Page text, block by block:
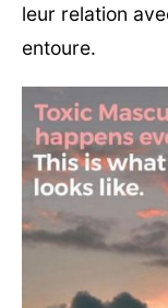
leur relation
entoure.